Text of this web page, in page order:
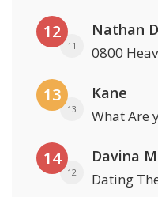
12
11 0800
13
13
Kane
What Are
14
12
Davina
Dating